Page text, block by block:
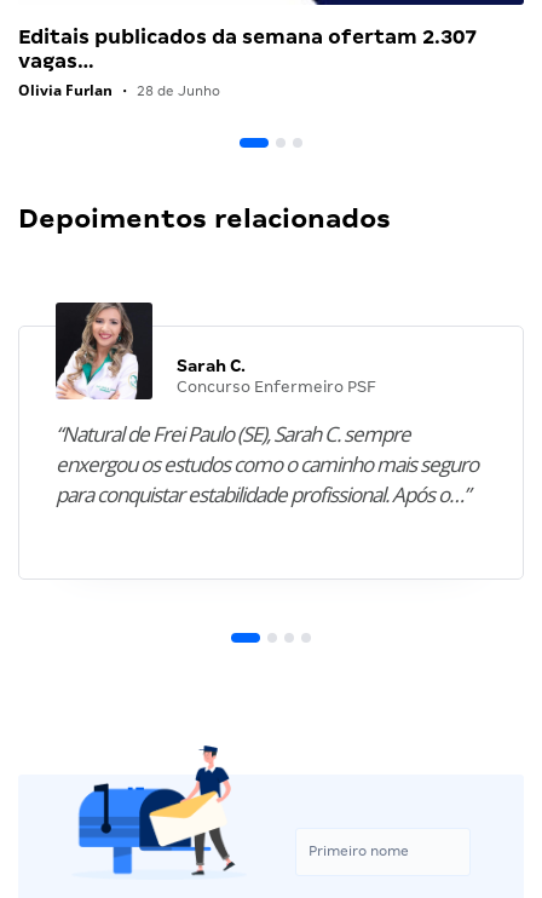
Editais publicados da semana ofertam 2.307
vagas…
Olivia Furlan • 28 de Junho
Depoimentos relacionados
Sarah C.
Concurso Enfermeiro PSF
“Natural de Frei Paulo (SE), Sarah C. sempre
enxergou os estudos como o caminho mais seguro
para conquistar estabilidade profissional. Após o…”